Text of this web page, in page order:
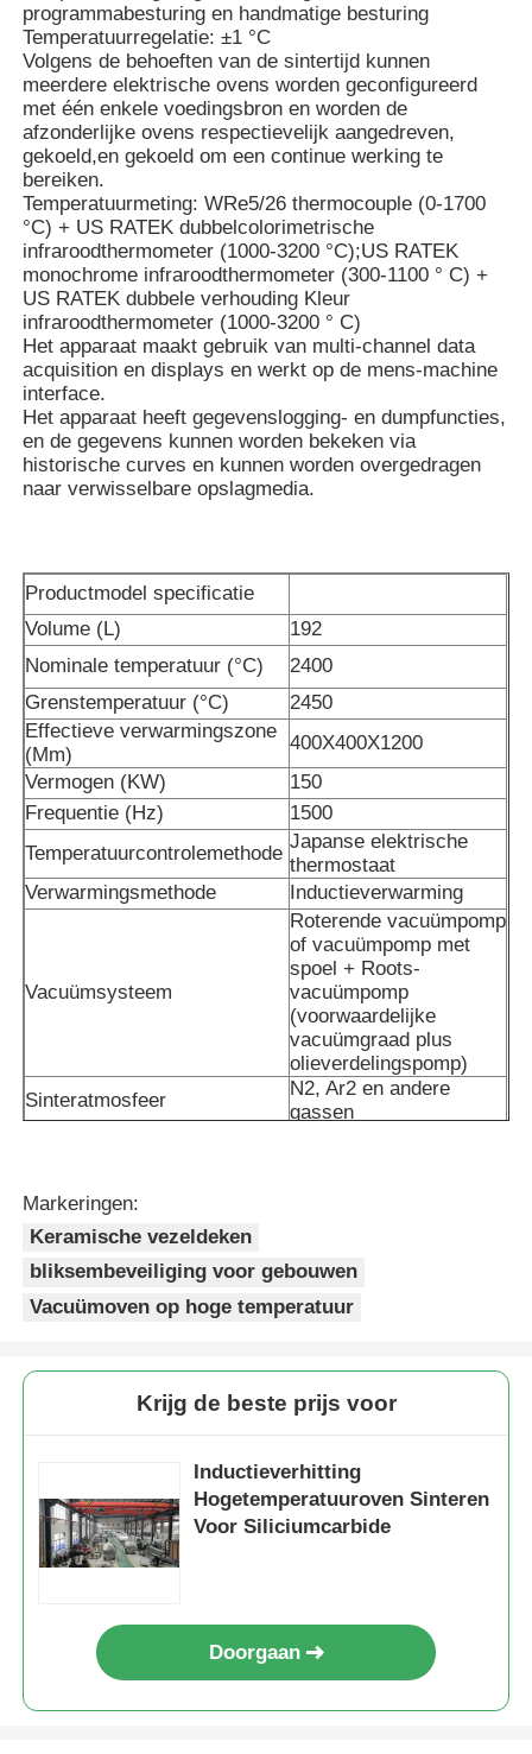
Ongeveer ons
Fabrieksreis
Kwaliteitscontrole
Contacteer ons
Nieuws
Gevallen
Vacuüminductie Smeltende Oven
industriële smeltende oven
aluminium smeltoven
Vacuümsinteroven
glas aanmakende oven
Oven op hoge temperatuur
Industriële warmwaterketel
Gasverwarming
Industriële laboratoriumoven
Vacuüm Droogoven
CCM gietmachine
programmabesturing en handmatige besturing
Temperatuurregelatie: ±1 °C
Volgens de behoeften van de sintertijd kunnen
meerdere elektrische ovens worden geconfigureerd
met één enkele voedingsbron en worden de
afzonderlijke ovens respectievelijk aangedreven,
gekoeld,en gekoeld om een continue werking te
bereiken.
Temperatuurmeting: WRe5/26 thermocouple (0-1700
°C) + US RATEK dubbelcolorimetrische
infraroodthermometer (1000-3200 °C);US RATEK
monochrome infraroodthermometer (300-1100 ° C) +
US RATEK dubbele verhouding Kleur
infraroodthermometer (1000-3200 ° C)
Het apparaat maakt gebruik van multi-channel data
acquisition en displays en werkt op de mens-machine
interface.
Het apparaat heeft gegevenslogging- en dumpfuncties,
en de gegevens kunnen worden bekeken via
historische curves en kunnen worden overgedragen
naar verwisselbare opslagmedia.
Productmodel specificatie
Volume (L)
192
Nominale temperatuur (°C)
2400
Grenstemperatuur (°C)
2450
Effectieve verwarmingszone
(Mm)
400X400X1200
Vermogen (KW)
150
Frequentie (Hz)
1500
Temperatuurcontrolemethode
Japanse elektrische
thermostaat
Verwarmingsmethode
Inductieverwarming
Vacuümsysteem
Roterende vacuümpomp
of vacuümpomp met
spoel + Roots-
vacuümpomp
(voorwaardelijke
vacuümgraad plus
olieverdelingspomp)
Sinteratmosfeer
N2, Ar2 en andere
gassen
Nominale
verwarmingsspanning (V)
Vacuümgrens (Pa)
Markeringen:
Keramische vezeldeken
bliksembeveiliging voor gebouwen
Vacuümoven op hoge temperatuur
Krijg de beste prijs voor
Inductieverhitting
Hogetemperatuuroven Sinteren
Voor Siliciumcarbide
Doorgaan